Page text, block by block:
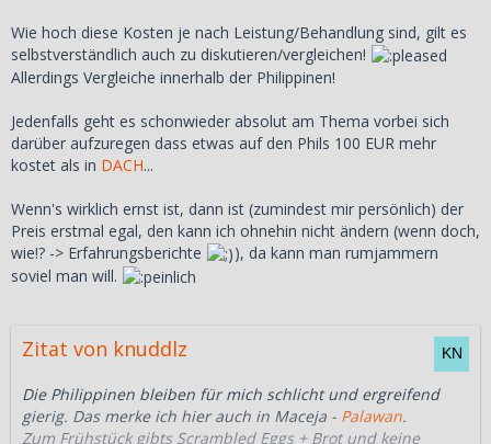
Wie hoch diese Kosten je nach Leistung/Behandlung sind, gilt es
selbstverständlich auch zu diskutieren/vergleichen!
Allerdings Vergleiche innerhalb der Philippinen!
Jedenfalls geht es schonwieder absolut am Thema vorbei sich
darüber aufzuregen dass etwas auf den Phils 100 EUR mehr
kostet als in DACH...
Wenn's wirklich ernst ist, dann ist (zumindest mir persönlich) der
Preis erstmal egal, den kann ich ohnehin nicht ändern (wenn doch,
wie!? -> Erfahrungsberichte
), da kann man rumjammern
soviel man will.
Zitat von knuddlz
Die Philippinen bleiben für mich schlicht und ergreifend
gierig. Das merke ich hier auch in Maceja - Palawan.
Zum Frühstück gibts Scrambled Eggs + Brot und keine